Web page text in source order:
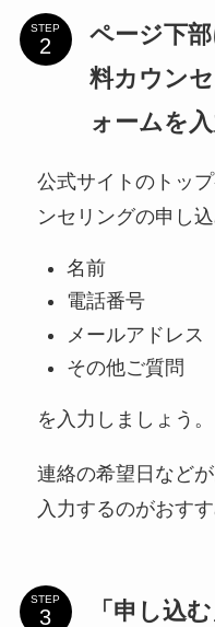
STEP
ページ下
料カウン
ォームを入
公式サイトのトッ
ンセリングの申し
名前
電話番号
メールアドレス
その他ご質問
を入力しましょう。
連絡の希望日など
入力するのがおすす
STEP 「申し込